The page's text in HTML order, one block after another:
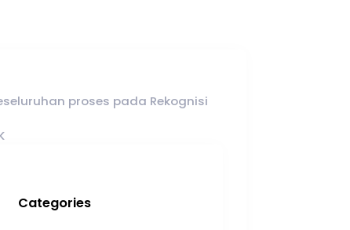
proses pada Rekognisi
Categories